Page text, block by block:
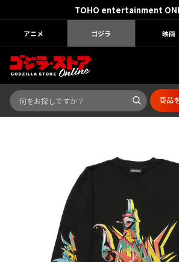
TOHO entertainment
アニメ ゴジラ 映画
商品